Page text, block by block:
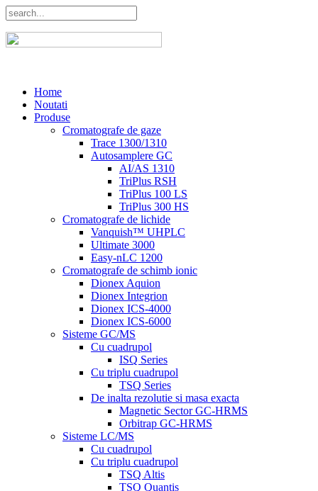
Home
Noutati
Produse
Cromatografe de gaze
Trace 1300/1310
Autosamplere GC
AI/AS 1310
TriPlus RSH
TriPlus 100 LS
TriPlus 300 HS
Cromatografe de lichide
Vanquish™ UHPLC
Ultimate 3000
Easy-nLC 1200
Cromatografe de schimb ionic
Dionex Aquion
Dionex Integrion
Dionex ICS-4000
Dionex ICS-6000
Sisteme GC/MS
Cu cuadrupol
ISQ Series
Cu triplu cuadrupol
TSQ Series
De inalta rezolutie si masa exacta
Magnetic Sector GC-HRMS
Orbitrap GC-HRMS
Sisteme LC/MS
Cu cuadrupol
Cu triplu cuadrupol
TSQ Altis
TSQ Quantis